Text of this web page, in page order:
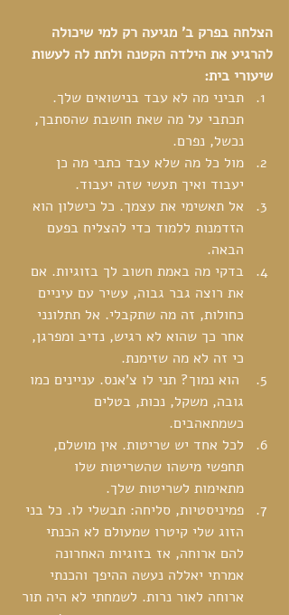
הצלחה בפרק ב' מגיעה רק למי שיכולה
להרגיע את הילדה הקטנה ולתת לה לעשות
שיעורי בית:
תביני מה לא עבד בנישואים שלך.
תכתבי על מה שאת חושבת שהסתבך,
נכשל, נפרם.
מול כל מה שלא עבד כתבי מה כן
יעבוד ואיך תעשי שזה יעבוד.
אל תאשימי את עצמך. כל כישלון הוא
הזדמנות ללמוד כדי להצליח בפעם
הבאה.
בדקי מה באמת חשוב לך בזוגיות. אם
את רוצה גבר גבוה, עשיר עם עיניים
כחולות, זה מה שתקבלי. אל תתלונני
אחר כך שהוא לא רגיש, נדיב ומפרגן,
כי זה לא מה שזימנת.
הוא נמוך? תני לו צ'אנס. עניינים כמו
גובה, משקל, נכות, בטלים
כשמתאהבים.
לכל אחד יש שריטות. אין מושלם,
תחפשי מישהו שהשריטות שלו
מתאימות לשריטות שלך.
פמיניסטיות, סליחה: תבשלי לו. כל בני
הזוג שלי קיטרו שמעולם לא הכנתי
להם ארוחה, אז בזוגיות האחרונה
אמרתי יאללה נעשה ההיפך והכנתי
ארוחה לאור נרות. לשמחתי לא היה תור